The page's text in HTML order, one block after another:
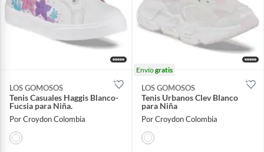
LOS GOMOSOS
Tenis Casuales Haggis Blanco-
Fucsia para Niña.
Por Croydon Colombia
Envíogratis
LOS GOMOSOS
Tenis Urbanos Clev Blanco
para Niña
Por Croydon Colombia